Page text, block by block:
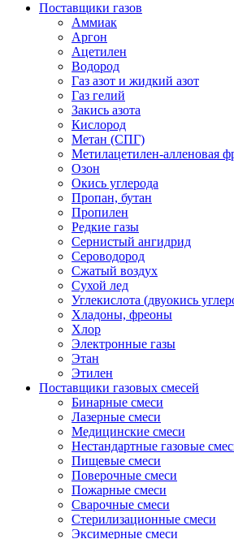
Поставщики газов
Аммиак
Аргон
Ацетилен
Водород
Газ азот и жидкий азот
Газ гелий
Закись азота
Кислород
Метан (СПГ)
Метилацетилен-алленовая
Озон
Окись углерода
Пропан, бутан
Пропилен
Редкие газы
Сернистый ангидрид
Сероводород
Сжатый воздух
Сухой лед
Углекислота (двуокись
Хладоны, фреоны
Хлор
Электронные газы
Этан
Этилен
Поставщики газовых смесей
Бинарные смеси
Лазерные смеси
Медицинские смеси
Нестандартные газовые
Пищевые смеси
Поверочные смеси
Пожарные смеси
Сварочные смеси
Стерилизационные смеси
Эксимерные смеси